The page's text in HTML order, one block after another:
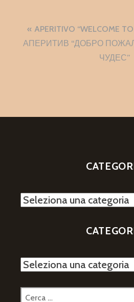
Navigazione
articoli
APERITIVO “WELCOME
АПЕРИТИВ “ДОБРО
ЧУДЕС”
Categorie
Categorie
Ricerca